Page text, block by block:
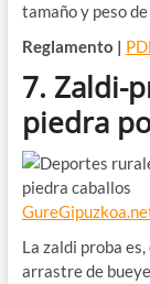
tamaño y peso
Reglamento |
7. Zaldi-
piedra
La zaldi proba
arrastre de